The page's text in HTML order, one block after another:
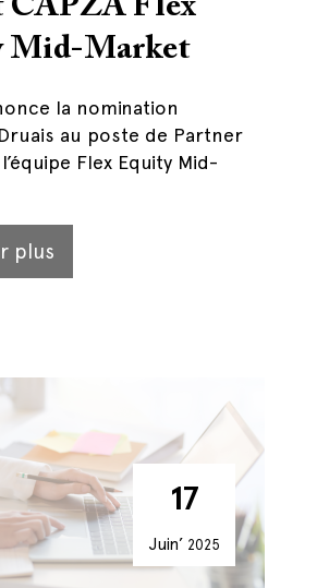
CAPZA Flex
Mid-Market
la nomination
au poste de Partner
Flex Equity Mid-
plus
17
Juin’ 2025